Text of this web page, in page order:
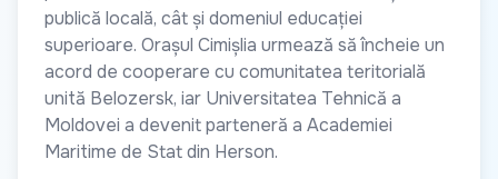
publică locală, cât și domeniul educației
superioare. Orașul Cimișlia urmează să încheie un
acord de cooperare cu comunitatea teritorială
unită Belozersk, iar Universitatea Tehnică a
Moldovei a devenit parteneră a Academiei
Maritime de Stat din Herson.